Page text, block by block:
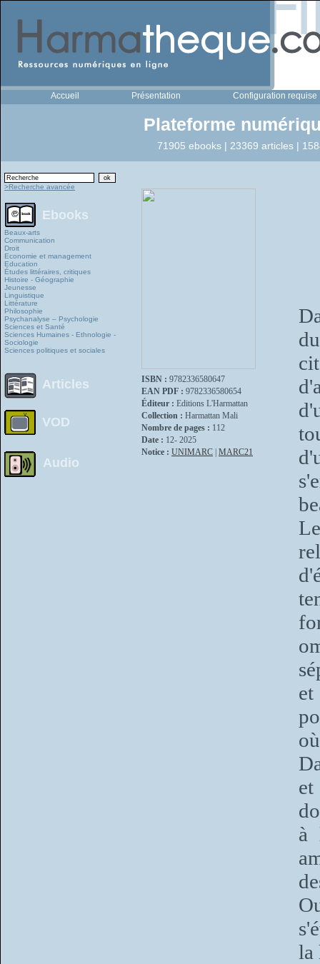
Accueil Présentation Configuration requise
Plateforme
71905 ebooks | 23369 articles |
>Recherche avancée
Ebooks
Beaux-arts
Communication
Droit
Economie et management
Education
Études littéraires, critiques
Histoire - Géographie
Jeunesse
Linguistique
Littérature
Philosophie
Psychanalyse – Psychologie
Sciences et Santé
Sciences Humaines - Ethnologie -
Sociologie
Sciences politiques et sociales
Articles
VOD
Audio
ISBN : 9782336580647
EAN PDF : 9782336580654
Éditeur : Editions L'Harmattan
Collection : Harmattan Mali
Nombre de pages : 112
Date : 12- 2025
Notice : UNIMARC MARC21
à
la